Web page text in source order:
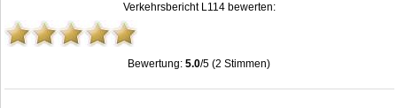
Verkehrsbericht L114 bewerten:
Bewertung:5.0/5 (2 Stimmen)
Stau L114: Unfälle, Sperrung & Baustellen | Staumelder L114 ,5.0out of5based